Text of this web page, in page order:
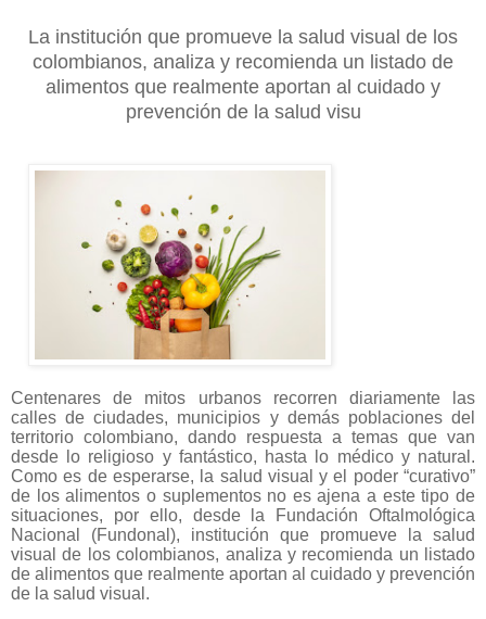
La institución que promueve la salud visual de los
colombianos, analiza y recomienda un listado de
alimentos que realmente aportan al cuidado y
prevención de la salud visu
Centenares de mitos urbanos recorren diariamente las
calles de ciudades, municipios y demás poblaciones del
territorio colombiano, dando respuesta a temas que van
desde lo religioso y fantástico, hasta lo médico y natural.
Como es de esperarse, la salud visual y el poder “curativo”
de los alimentos o suplementos no es ajena a este tipo de
situaciones, por ello, desde la Fundación Oftalmológica
Nacional (Fundonal), institución que promueve la salud
visual de los colombianos, analiza y recomienda un listado
de alimentos que realmente aportan al cuidado y prevención
de la salud visual.